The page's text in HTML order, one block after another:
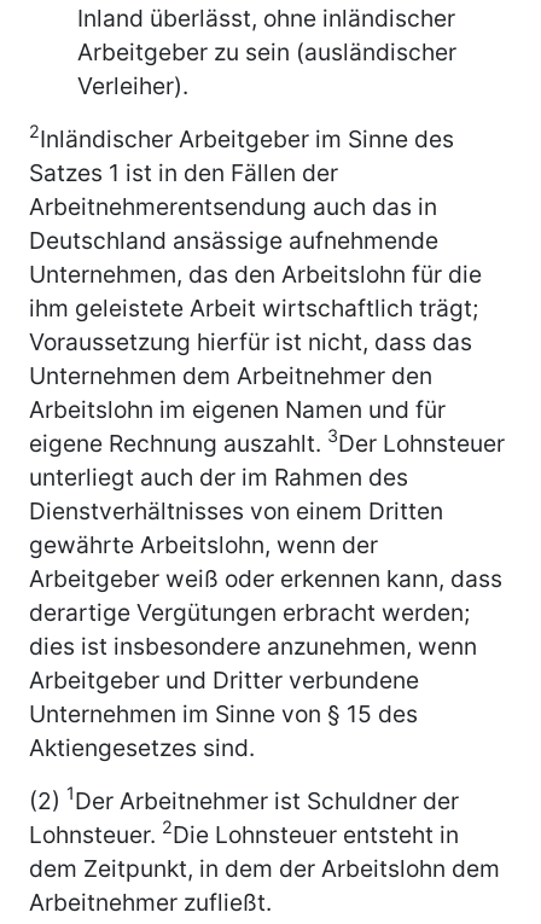
Inland überlässt, ohne inländischer
Arbeitgeber zu sein (ausländischer
Verleiher).
2Inländischer Arbeitgeber im Sinne des
Satzes 1 ist in den Fällen der
Arbeitnehmerentsendung auch das in
Deutschland ansässige aufnehmende
Unternehmen, das den Arbeitslohn für die
ihm geleistete Arbeit wirtschaftlich trägt;
Voraussetzung hierfür ist nicht, dass das
Unternehmen dem Arbeitnehmer den
Arbeitslohn im eigenen Namen und für
eigene Rechnung auszahlt. 3Der Lohnsteuer
unterliegt auch der im Rahmen des
Dienstverhältnisses von einem Dritten
gewährte Arbeitslohn, wenn der
Arbeitgeber weiß oder erkennen kann, dass
derartige Vergütungen erbracht werden;
dies ist insbesondere anzunehmen, wenn
Arbeitgeber und Dritter verbundene
Unternehmen im Sinne von § 15 des
Aktiengesetzes sind.
(2) 1Der Arbeitnehmer ist Schuldner der
Lohnsteuer. 2Die Lohnsteuer entsteht in
dem Zeitpunkt, in dem der Arbeitslohn dem
Arbeitnehmer zufließt.